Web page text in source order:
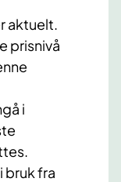
aktuelt.
prisnivå
i
bruk fra